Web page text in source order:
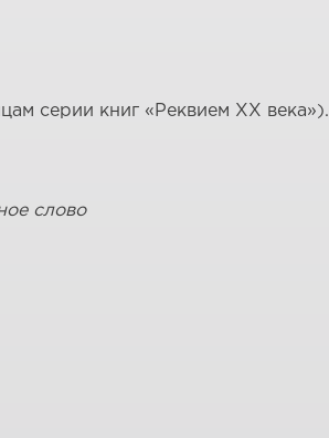
серии книг «Реквием XX века»).
слово